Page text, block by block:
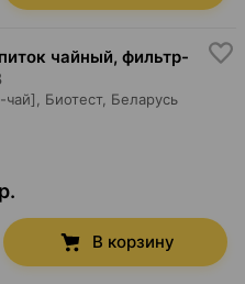
чайный, фильтр-
Биотест, Беларусь
В корзину